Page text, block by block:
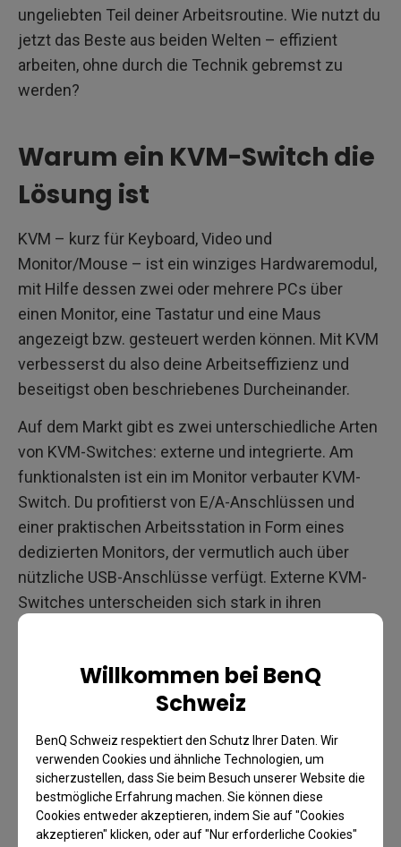
Willkommen bei BenQ
Schweiz
BenQ Schweiz respektiert den Schutz Ihrer Daten. Wir
verwenden Cookies und ähnliche Technologien, um
sicherzustellen, dass Sie beim Besuch unserer Website die
bestmögliche Erfahrung machen. Sie können diese
Cookies entweder akzeptieren, indem Sie auf "Cookies
akzeptieren" klicken, oder auf "Nur erforderliche Cookies"
ungeliebten Teil deiner Arbeitsroutine. Wie nutzt du
jetzt das Beste aus beiden Welten – effizient
arbeiten, ohne durch die Technik gebremst zu
werden?
Warum ein KVM-Switch die
Lösung ist
KVM – kurz für Keyboard, Video und
Monitor/Mouse – ist ein winziges Hardwaremodul,
mit Hilfe dessen zwei oder mehrere PCs über
einen Monitor, eine Tastatur und eine Maus
angezeigt bzw. gesteuert werden können. Mit KVM
verbesserst du also deine Arbeitseffizienz und
beseitigst oben beschriebenes Durcheinander.
Auf dem Markt gibt es zwei unterschiedliche Arten
von KVM-Switches: externe und integrierte. Am
funktionalsten ist ein im Monitor verbauter KVM-
Switch. Du profitierst von E/A-Anschlüssen und
einer praktischen Arbeitsstation in Form eines
dedizierten Monitors, der vermutlich auch über
nützliche USB-Anschlüsse verfügt. Externe KVM-
Switches unterscheiden sich stark in ihren
Funktionen und demnach auch im Preis.
Wie du einen KVM-Switch
anwendest
Um das volle Potenzial von KVM-Switches
auszuschöpfen, solltest du bei der Nutzung wie
folgt vorgehen.